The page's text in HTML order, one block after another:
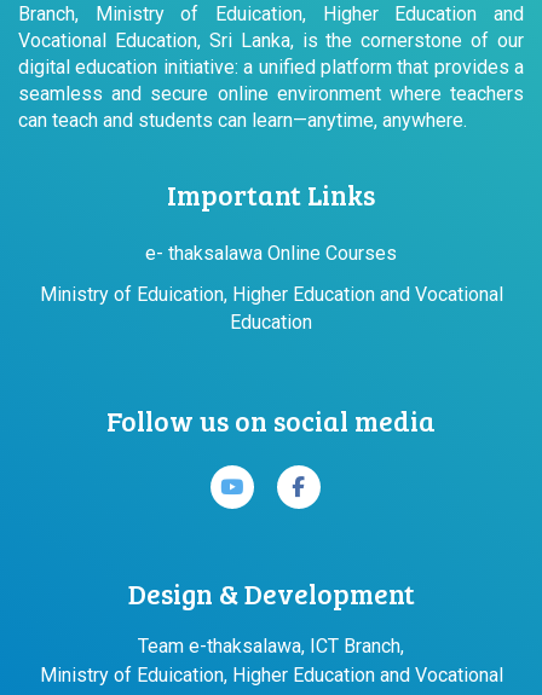
Branch, Ministry of Eduication, Higher Education and
Vocational Education, Sri Lanka, is the cornerstone of our
digital education initiative: a unified platform that provides a
seamless and secure online environment where teachers
can teach and students can learn—anytime, anywhere.
Important Links
e- thaksalawa Online Courses
Ministry of Eduication, Higher Education and Vocational
Education
Follow us on social media
Design & Development
Team e-thaksalawa, ICT Branch,
Ministry of Eduication, Higher Education and Vocational